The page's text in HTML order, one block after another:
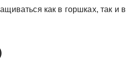
как в горшках, так и в